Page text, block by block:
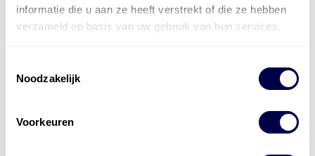
informatie die u aan ze heeft verstrekt of die ze hebben
verzameld op basis van uw gebruik van hun services.
Noodzakelijk
Voorkeuren
Den Hartog Energies
bestaat uit vier divisies